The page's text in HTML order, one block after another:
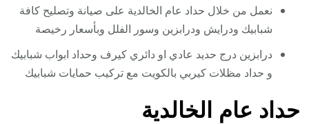
نعمل من خلال حداد عام الخالدية على صيانة وتصليح كافة
شبابيك ودرايش ودرابزين وسور الفلل وبأسعار رخيصة
درابزين درج حديد عادي او دائري كيرف وحداد ابواب شبابيك
و حداد مظلات كيربي بالكويت مع تركيب حمايات شبابيك
حداد عام الخالدية